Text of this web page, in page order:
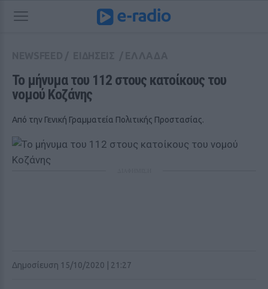
Το μήνυμα του 112 στους κατοίκους του
νομού Κοζάνης
Από την Γενική Γραμματεία Πολιτικής Προστασίας.
Δημοσίευση 15/10/2020 | 21:27